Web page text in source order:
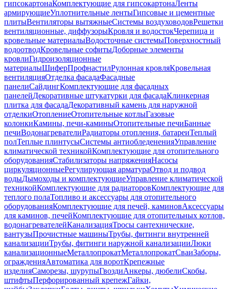
гипсокартонаКомплектующие для гипсокартонаЛенты
армирующиеУплотнительные лентыГипсовые и цементные
плитыВентиляторы вытяжныеСистемы воздуховодовРешетки
вентиляционные, диффузорыКровля и водостокЧерепица и
кровельные материалыВодосточные системыПоверхностный
водоотводКровельные софитыДоборные элементы
кровлиГидроизоляционные
материалыШиферПрофнастилРулонная кровляКровельная
вентиляцияОтделка фасадаФасадные
панелиСайдингКомплектующие для фасадных
панелейДекоративные штукатурки для фасадаКлинкерная
плитка для фасадаДекоративный камень для наружной
отделкиОтоплениеОтопительные котлыГазовые
колонкиКамины, печи-каминыОтопительные печиБанные
печиВодонагревателиРадиаторы отопления, батареиТеплый
полТеплые плинтусыСистемы антиобледененияУправление
климатической техникойКомплектующие для отопительного
оборудованияСтабилизаторы напряженияНасосы
циркуляционныеРегулирующая арматураОтвод и подвод
водыДымоходы и комплектующиеУправление климатической
техникойКомплектующие для радиаторовКомплектующие для
теплого полаТопливо и аксессуары для отопительного
оборудованияКомплектующие для печей, каминовАксессуары
для каминов, печейКомплектующие для отопительных котлов,
водонагревателейКанализацияТросы сантехнические,
вантузыПрочистные машиныТрубы, фитинги внутренней
канализацииТрубы, фитинги наружной канализацииЛюки
канализационныеМеталлопрокатМеталлопрокатСваиЗаборы,
огражденияАвтоматика для воротКрепежные
изделияСаморезы, шурупыГвоздиАнкеры, дюбелиСкобы,
штифтыПерфорированный крепежГайки,